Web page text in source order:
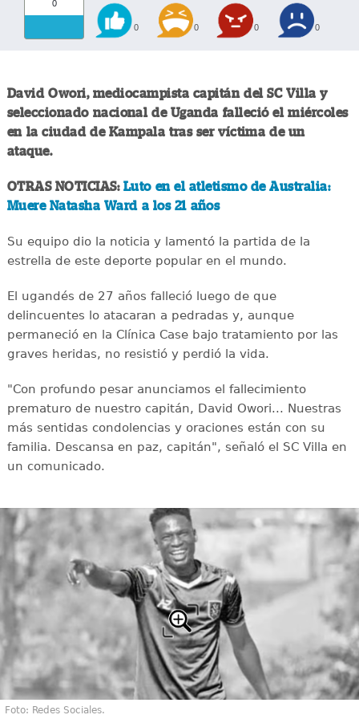
0
0 0 0 0
David Owori, mediocampista capitán del SC Villa y
seleccionado nacional de Uganda falleció el miércoles
en la ciudad de Kampala tras ser víctima de un
ataque.
OTRAS NOTICIAS: Luto en el atletismo de Australia:
Muere Natasha Ward a los 21 años
Su equipo dio la noticia y lamentó la partida de la
estrella de este deporte popular en el mundo.
El ugandés de 27 años falleció luego de que
delincuentes lo atacaran a pedradas y, aunque
permaneció en la Clínica Case bajo tratamiento por las
graves heridas, no resistió y perdió la vida.
"Con profundo pesar anunciamos el fallecimiento
prematuro de nuestro capitán, David Owori... Nuestras
más sentidas condolencias y oraciones están con su
familia. Descansa en paz, capitán", señaló el SC Villa en
un comunicado.
Foto: Redes Sociales.